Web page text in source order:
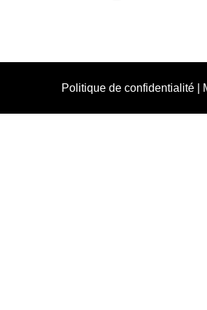
Politique de confidentialité